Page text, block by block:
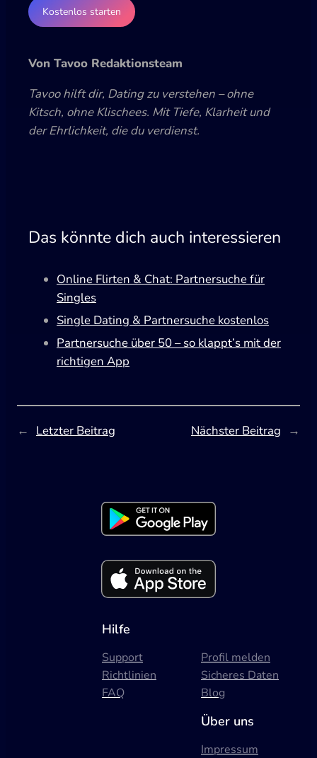
Kostenlos starten
Von Tavoo Redaktionsteam
Tavoo hilft dir, Dating zu verstehen – ohne
Kitsch, ohne Klischees. Mit Tiefe, Klarheit und
der Ehrlichkeit, die du verdienst.
Das könnte dich auch interessieren
Online Flirten & Chat: Partnersuche für
Singles
Single Dating & Partnersuche kostenlos
Partnersuche über 50 – so klappt’s mit der
richtigen App
← Letzter Beitrag Nächster Beitrag →
Hilfe
Support
Richtlinien
FAQ
Profil melden
Sicheres Daten
Blog
Über uns
Impressum